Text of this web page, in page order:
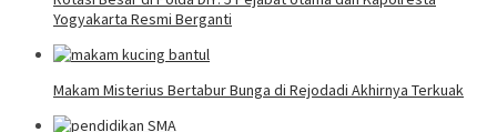
Yogyakarta Resmi Berganti
Makam Misterius Bertabur Bunga di Rejodadi Akhirnya Terkuak